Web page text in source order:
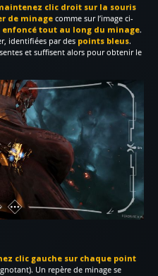
clic droit sur la souris
de minage comme sur l’image ci-
tout au long du minage.
identifiées par des points bleus.
et suffisent alors pour obtenir le
clic gauche sur chaque point
Un repère de minage se